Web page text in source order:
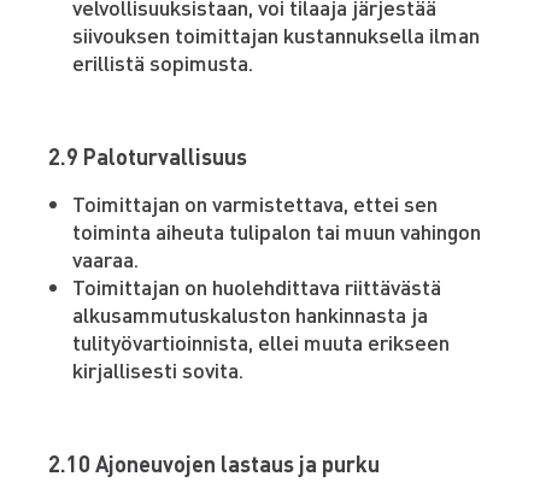
velvollisuuksistaan, voi tilaaja järjestää
siivouksen toimittajan kustannuksella ilman
erillistä sopimusta.
2.9 Paloturvallisuus
Toimittajan on varmistettava, ettei sen
toiminta aiheuta tulipalon tai muun vahingon
vaaraa.
Toimittajan on huolehdittava riittävästä
alkusammutuskaluston hankinnasta ja
tulityövartioinnista, ellei muuta erikseen
kirjallisesti sovita.
2.10 Ajoneuvojen lastaus ja purku